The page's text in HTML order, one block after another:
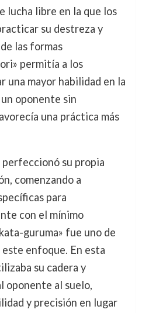
lucha libre en la que los
su destreza y
las formas
permitía a los
una mayor habilidad en la
oponente sin
una práctica más
perfeccionó su propia
comenzando a
para
con el mínimo
guruma» fue uno de
enfoque. En esta
su cadera y
oponente al suelo,
y precisión en lugar